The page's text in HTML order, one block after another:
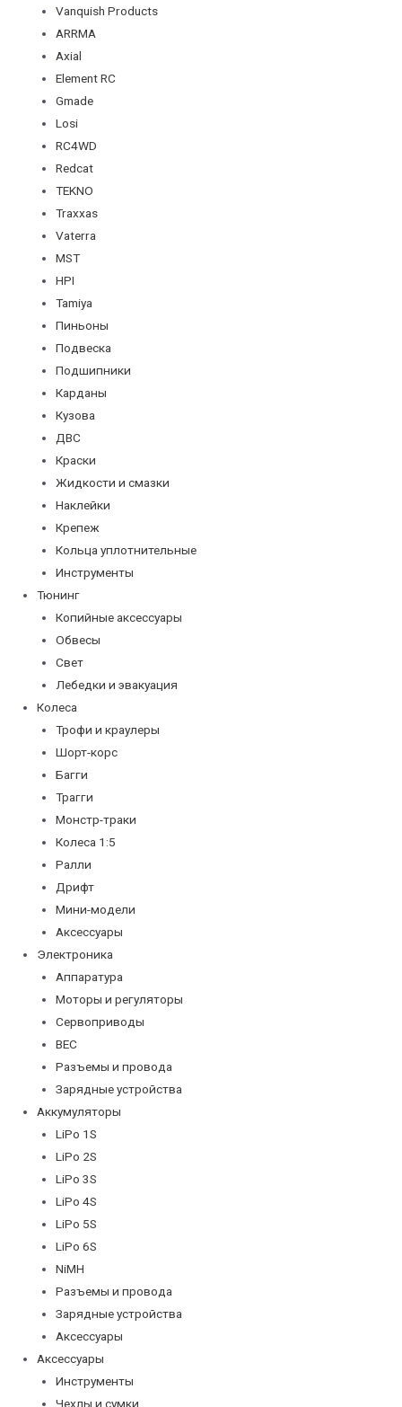
Vanquish Products
ARRMA
Axial
Element RC
Gmade
Losi
RC4WD
Redcat
TEKNO
Traxxas
Vaterra
MST
HPI
Tamiya
Пиньоны
Подвеска
Подшипники
Карданы
Кузова
ДВС
Краски
Жидкости и смазки
Наклейки
Крепеж
Кольца уплотнительные
Инструменты
Тюнинг
Копийные аксессуары
Обвесы
Свет
Лебедки и эвакуация
Колеса
Трофи и краулеры
Шорт-корс
Багги
Трагги
Монстр-траки
Колеса 1:5
Ралли
Дрифт
Мини-модели
Аксессуары
Электроника
Аппаратура
Моторы и регуляторы
Сервоприводы
BEC
Разъемы и провода
Зарядные устройства
Аккумуляторы
LiPo 1S
LiPo 2S
LiPo 3S
LiPo 4S
LiPo 5S
LiPo 6S
NiMH
Разъемы и провода
Зарядные устройства
Аксессуары
Аксессуары
Инструменты
Чехлы и сумки